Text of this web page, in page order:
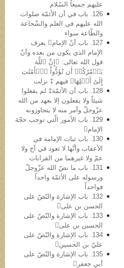
علیهم جمیعاً السّلام
126. باب في أن الأئمّة صلوات
الله علیهم في العلم والشّجاعة
والطّاعة سواء
127. باب أنّ الإمام یعرف
الإمام الذي یکون من بعده وأنّ
قول الله تعالى: ﴿إِنَّ ٱللَّهَ
يَأۡمُرُكُمۡ أَن تُؤَدُّواْ ٱلۡأَمَٰنَٰتِ
إِلَىٰٓ أَهۡلِهَا﴾ فیهم ‡ نزلت
128. باب أن الأئمّة‡ لم یفعلوا
شیئاً ولا یفعلون إلا بعهد من الله
عزّوجلّ وأمر منه لا یتجاوزونه
129. باب الأمور الّتي توجب حجّة
الإمام
130. باب ثبات الإمامة في
الأعقاب وأنَّها لا تعود في أخ ولا
عمّ ولا غیرهما من القرابات
131. باب ما نصّ الله عزّوجلّ
ورسوله علی الأئمّة واحداً
فواحداً
132. باب الإشارة والنّصّ على
الحسن بن علی
133. باب الإشارة والنّصّ علی
الحسین بن علی
134. باب الإشارة والنّصّ علی
عليّ بن الحسین
135. باب الإشارة والنّصّ علی
أبي جعفر